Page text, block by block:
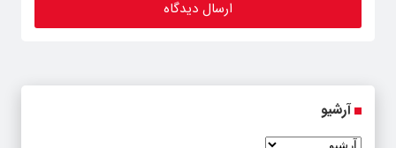
آرشیو